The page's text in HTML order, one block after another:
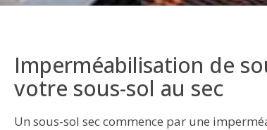
Imperméabilisation de
votre sous-sol au sec
Un sous-sol sec commence par une